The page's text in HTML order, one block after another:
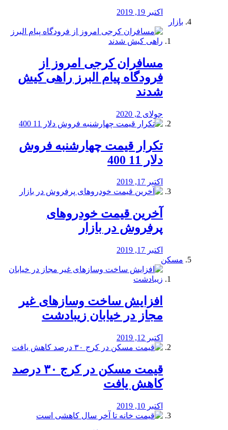
اکتبر 19, 2019
بازار
مسافران کرجی امروز از
فرودگاه پیام البرز راهی کیش
شدند
جولای 2, 2020
تکرار قیمت چهارشنبه فروش
دلار 11 400
اکتبر 17, 2019
آخرین قیمت خودرو‌های
پرفروش در بازار
اکتبر 17, 2019
مسکن
افزایش ساخت وسازهای غیر
مجاز در خیابان زیبادشت
اکتبر 12, 2019
️قیمت مسکن در کرج ۳۰ درصد
کاهش یافت
اکتبر 10, 2019